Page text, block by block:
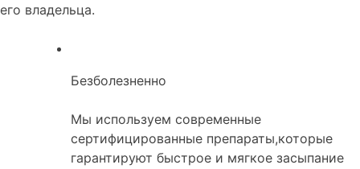
его владельца.
Безболезненно
Мы используем современные
сертифицированные препараты,которые
гарантируют быстрое и мягкое засыпание